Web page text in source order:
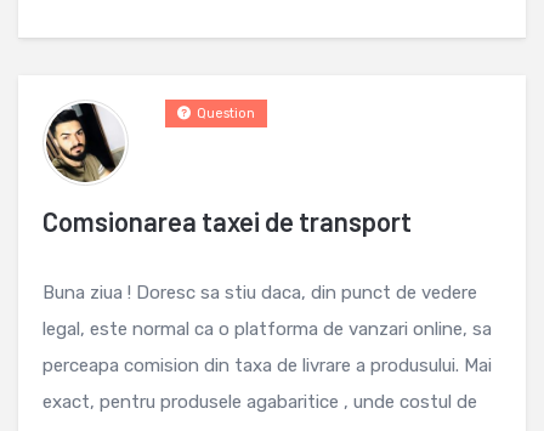
Comsionarea taxei de transport
Question
Buna ziua ! Doresc sa stiu daca, din punct de vedere
legal, este normal ca o platforma de vanzari online, sa
perceapa comision din taxa de livrare a produsului. Mai
exact, pentru produsele agabaritice , unde costul de